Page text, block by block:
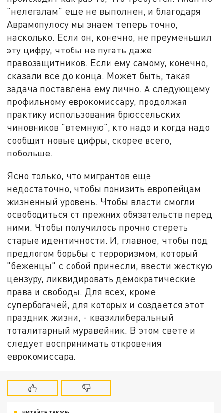
"нелегалам" еще не выполнен, и благодаря
Аврамопулосу мы знаем теперь точно,
насколько. Если он, конечно, не преуменьшил
эту цифру, чтобы не пугать даже
правозащитников. Если ему самому, конечно,
сказали все до конца. Может быть, такая
задача поставлена ему лично. А следующему
профильному еврокомиссару, продолжая
практику использования брюссельских
чиновников "втемную", кто надо и когда надо
сообщит новые цифры, скорее всего,
побольше.
Ясно только, что мигрантов еще
недостаточно, чтобы понизить европейцам
жизненный уровень. Чтобы власти смогли
освободиться от прежних обязательств перед
ними. Чтобы получилось прочно стереть
старые идентичности. И, главное, чтобы под
предлогом борьбы с терроризмом, который
"беженцы" с собой принесли, ввести жесткую
цензуру, ликвидировать демократические
права и свободы. Для всех, кроме
супербогачей, для которых и создается этот
праздник жизни, - квазилиберальный
тоталитарный муравейник. В этом свете и
следует воспринимать откровения
еврокомиссара.